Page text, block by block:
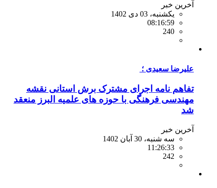
آخرین خبر
یکشنبه، 03 دی 1402
08:16:59
240
علیرضا سعیدی ؛
تفاهم نامه اجرای مشترک برش استانی نقشه
مهندسی فرهنگی با حوزه های علمیه البرز منعقد
شد
آخرین خبر
سه شنبه، 30 آبان 1402
11:26:33
242